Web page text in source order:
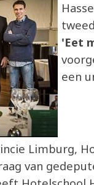
'Eet
een
Limburg,
van